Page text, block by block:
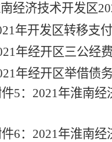
经济技术开发区
年开发区转移支
年经开区三公经
年经开区举借债
件5：2021年淮南
件6：2021年淮南